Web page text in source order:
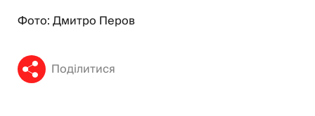
Фото: Дмитро Перов
Поділитися